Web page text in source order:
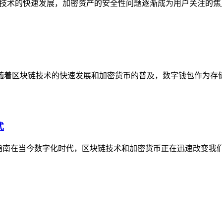
术的快速发展，加密资产的安全性问题逐渐成为用户关注的
区块链技术的快速发展和加密货币的普及，数字钱包作为
在当今数字化时代，区块链技术和加密货币正在迅速改变